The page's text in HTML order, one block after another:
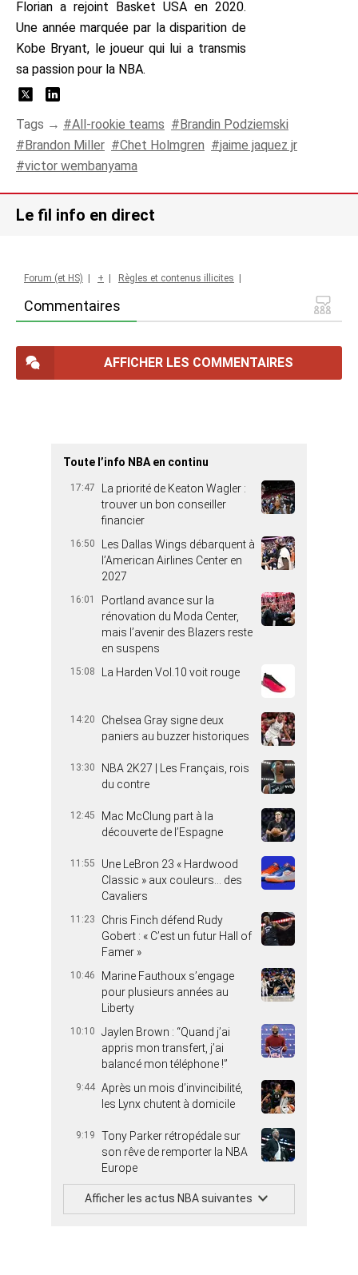
Florian a rejoint Basket USA en 2020.
Une année marquée par la disparition de
Kobe Bryant, le joueur qui lui a transmis
sa passion pour la NBA.
Tags → All-rookie teams
Brandin Podziemski
Brandon Miller
Chet Holmgren
jaime jaquez jr
victor wembanyama
Le fil info en direct
Commentaires
Forum (et HS) | + | Règles et contenus illicites |
AFFICHER LES COMMENTAIRES
Toute l’info NBA en continu
17:47
La priorité de Keaton Wagler :
trouver un bon conseiller
financier
16:50
Les Dallas Wings débarquent à
l’American Airlines Center en
2027
16:01
Portland avance sur la
rénovation du Moda Center,
mais l’avenir des Blazers reste
en suspens
15:08 La Harden Vol.10 voit rouge
14:20
Chelsea Gray signe deux
paniers au buzzer historiques
13:30
NBA 2K27 | Les Français, rois
du contre
12:45
Mac McClung part à la
découverte de l’Espagne
11:55
Une LeBron 23 « Hardwood
Classic » aux couleurs… des
Cavaliers
11:23
Chris Finch défend Rudy
Gobert : « C’est un futur Hall of
Famer »
10:46
Marine Fauthoux s’engage
pour plusieurs années au
Liberty
10:10
Jaylen Brown : “Quand j’ai
appris mon transfert, j’ai
balancé mon téléphone !”
9:44 Après un mois d’invincibilité,
les Lynx chutent à domicile
9:19
Tony Parker rétropédale sur
son rêve de remporter la NBA
Europe
Afficher les actus NBA suivantes